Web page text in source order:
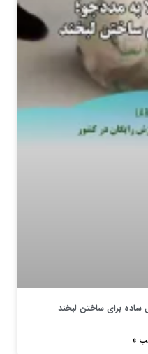
ساده برای ساختن لبخند
»